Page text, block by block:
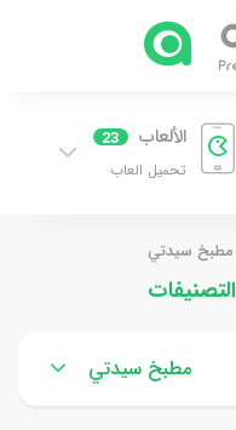
الألعاب 23
تحميل العاب
مطبخ سيدتي
التصنيفات
مطبخ سيدتي